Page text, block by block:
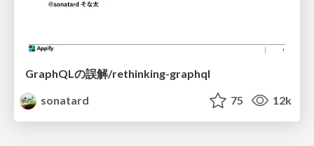
GraphQLの誤解/rethinking-graphql
sonatard
75 12k